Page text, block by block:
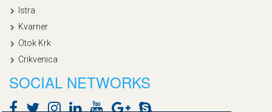
Istra
Kvarner
Otok Krk
Crikvenica
SOCIAL NETWORKS